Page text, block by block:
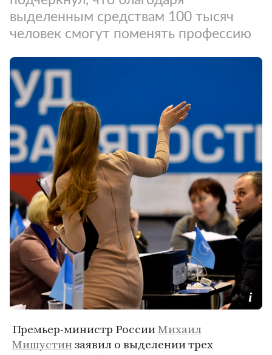
выделенным средствам 100 тысяч
человек смогут поменять профессию
Премьер-министр РоссииМихаил
Мишустинзаявил о выделении трех